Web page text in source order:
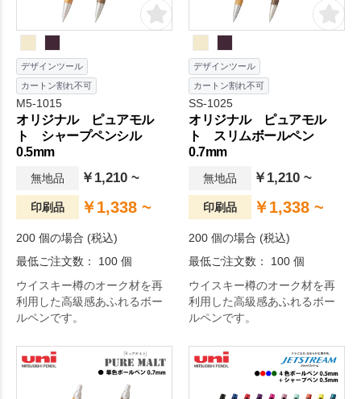
デザインツール
カートン割れ不可
M5-1015
オリジナル ピュアモル
ト シャープペンシル
0.5mm
無地品 ￥1,210 ~
印刷品 ￥1,338 ~
200 個の場合 (税込)
最低ご注文数： 100 個
ウイスキー樽のオーク材を再
利用した高級感あふれるボー
ルペンです。
デザインツール
カートン割れ不可
SS-1025
オリジナル ピュアモル
ト スリムボールペン
0.7mm
無地品 ￥1,210 ~
印刷品 ￥1,338 ~
200 個の場合 (税込)
最低ご注文数： 100 個
ウイスキー樽のオーク材を再
利用した高級感あふれるボー
ルペンです。